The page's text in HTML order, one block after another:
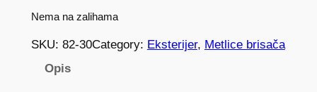
Nema na zalihama
SKU: 82-30Category: Eksterijer, Metlice brisača
Opis